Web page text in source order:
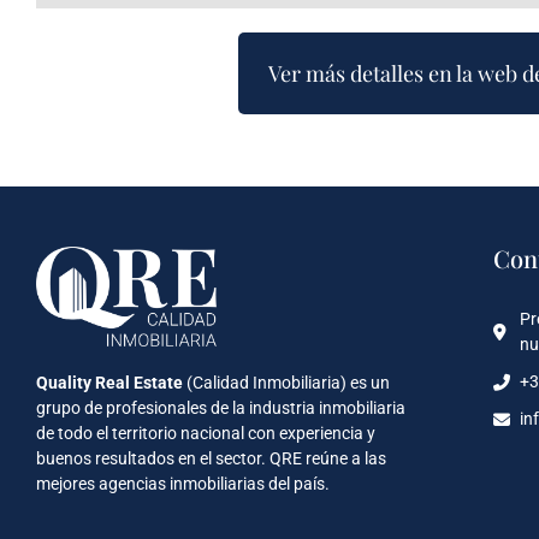
Ver más detalles en la web
Quality Real Estate (Calidad Inmobiliaria) es un
grupo de profesionales de la industria inmobiliaria
de todo el territorio nacional con experiencia y
buenos resultados en el sector. QRE reúne a las
mejores agencias inmobiliarias del país.